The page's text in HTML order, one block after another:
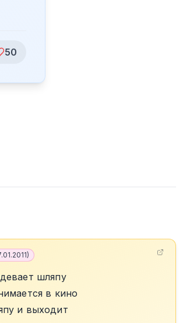
50
)
шляпу
в кино
и выходит